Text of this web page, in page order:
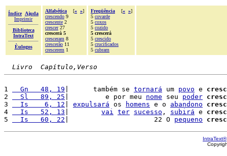
Índice
Ajuda
Imprimir
Biblioteca
IntraText
Èulogos
Alfabética [« »]
crescendo 9
crescente 2
crescer27
crescerá 5
cresceram 8
crescerão 11
crescerem 1
Freqüência [« »]
5 covarde
5 coxos
5 cozido
5 crescerá
5 crescido
5 crucificados
5 cubram
Livro  Capítulo,Verso
1
  Gn   48, 19
|      também se tornará um povo e
2
  Sl   89, 25
|         e por meu nome seu poder
3
  Is    6, 12
expulsará os homens e o abandono
4
  Is   52, 13
vai ter sucesso , subirá e
5
  Is   60, 22
|                     22 O pequeno
IntraText®